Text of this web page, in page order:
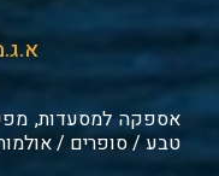
אספקה למסעדות,
טבע / סופרים /